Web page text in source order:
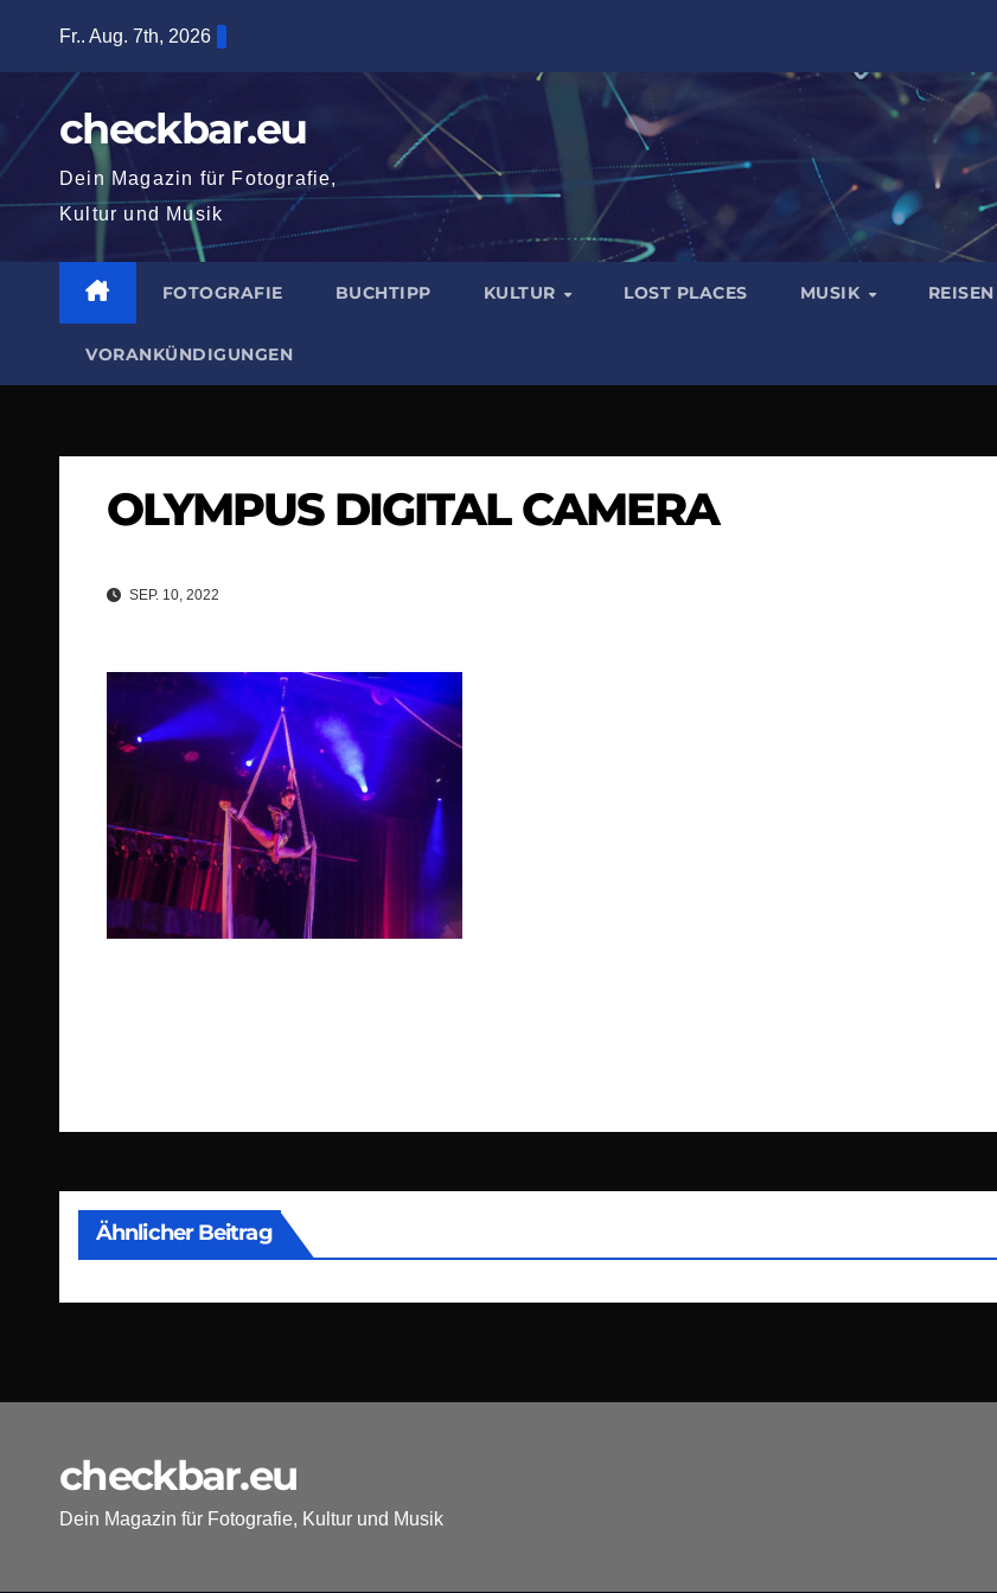
springen
Fr.. Aug. 7th, 2026
checkbar.eu
Dein Magazin für Fotografie,
Kultur und Musik
FOTOGRAFIE BUCHTIPP KULTUR LOST PLACES MUSIK REISEN
VORANKÜNDIGUNGEN
OLYMPUS DIGITAL CAMERA
SEP. 10, 2022
Ähnlicher Beitrag
checkbar.eu
Dein Magazin für Fotografie, Kultur und Musik